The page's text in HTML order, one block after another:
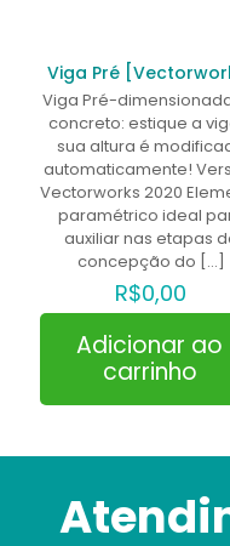
Viga Pré
Viga Pré-
concreto: estique a
sua altura é
automaticamente!
Vectorworks 2020
paramétrico ideal
auxiliar nas etapas
concepção do […]
R$0,00
Adicionar ao
carrinho